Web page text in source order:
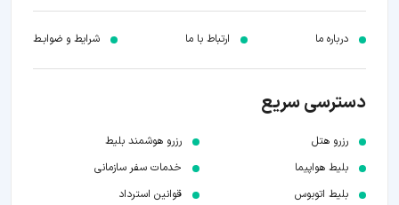
درباره ما ارتباط با ما شرایط و ضوابـط
دسترسی سریع
رزرو هتل
بلیط هواپیما
بلیط اتوبوس
رزرو هوشمند بلیط
خدمات سفر سازمانی
قوانین استرداد